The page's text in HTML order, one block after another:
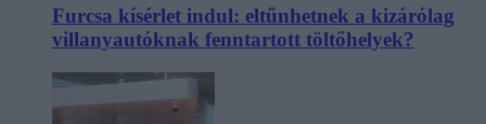
Furcsa kísérlet indul: eltűnhetnek a kizárólag
villanyautóknak fenntartott töltőhelyek?